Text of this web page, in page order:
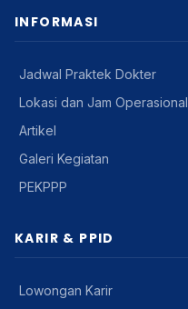
INFORMASI
Jadwal Praktek Dokter
Lokasi dan Jam Operasional
Artikel
Galeri Kegiatan
PEKPPP
KARIR & PPID
Lowongan Karir